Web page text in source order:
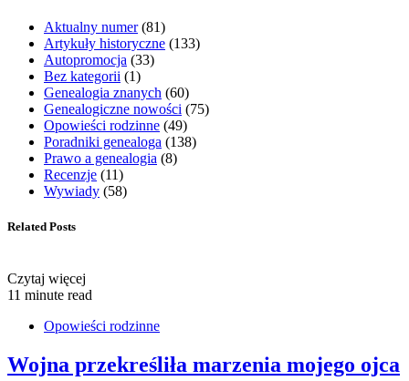
Aktualny numer(81)
Artykuły historyczne (133)
Autopromocja (33)
Bez kategorii (1)
Genealogia znanych (60)
Genealogiczne nowości (75)
Opowieści rodzinne (49)
Poradniki genealoga (138)
Prawo a genealogia (8)
Recenzje (11)
Wywiady (58)
Related Posts
Czytaj więcej
11 minute read
Opowieści rodzinne
Wojna przekreśliła marzenia mojego ojca